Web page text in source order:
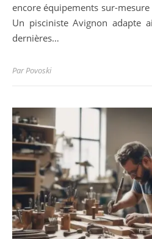
encore équipements sur-
Un pisciniste Avignon adapte
dernières…
ParPovoski